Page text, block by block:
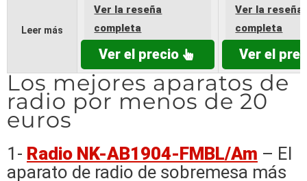
Leer más
Ver la reseña
completa
Ver el precio
Ver la reseña
completa
Ver el
Los mejores aparatos de
radio por menos de 20
euros
1- Radio NK-AB1904-FMBL/Am – El
aparato de radio de sobremesa más